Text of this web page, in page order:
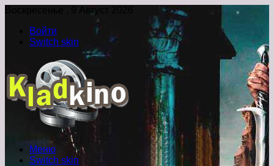
Воскресенье , 9 Август 2026
Войти
Switch skin
Меню
Switch skin